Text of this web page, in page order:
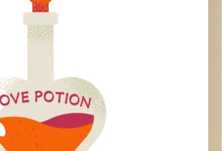
אנחנו מתפשרות, רודפות, ואפילו
לזכור את הערך האמיתי שלנו, ואת